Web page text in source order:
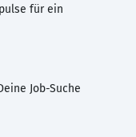
für ein
Job-Suche